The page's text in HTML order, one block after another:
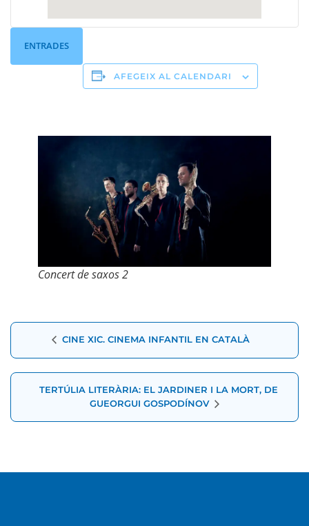
ENTRADES
AFEGEIX AL CALENDARI
Concert de saxos 2
Navegació
d'Esdeveniment
CINE XIC. CINEMA INFANTIL EN CATALÀ
TERTÚLIA LITERÀRIA: EL JARDINER I LA MORT, DE
GUEORGUI GOSPODÍNOV